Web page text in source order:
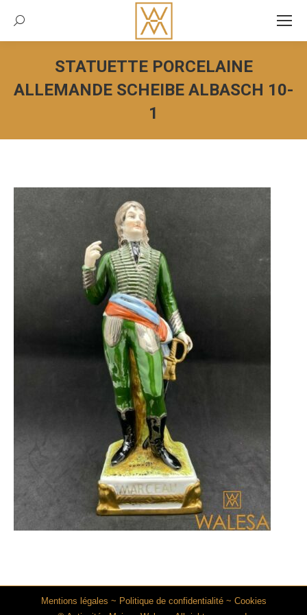
Recherche:
STATUETTE PORCELAINE
ALLEMANDE SCHEIBE ALBASCH 10-
1
Vous êtes ici :
Mentions légales ~ Politique de confidentialité~ Cookies